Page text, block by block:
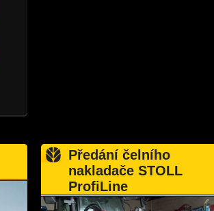
Předání čelního
nakladače STOLL
ProfiLine